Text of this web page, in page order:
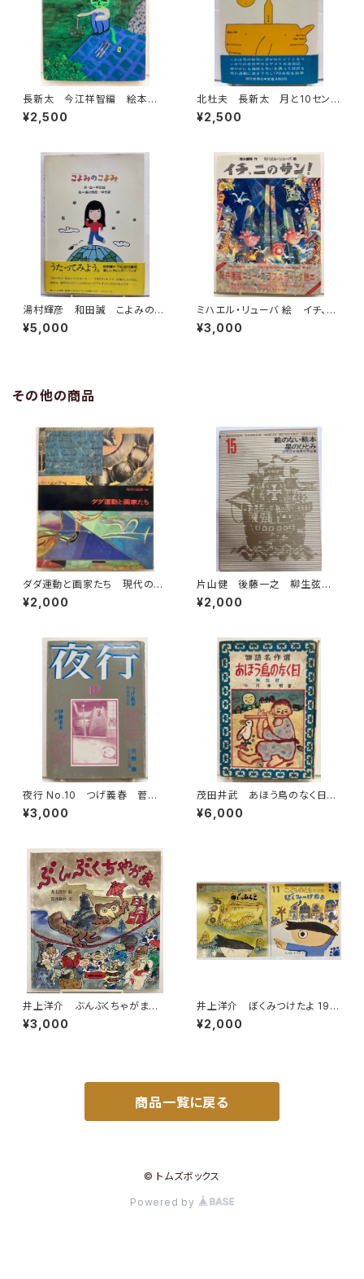
長新太 今江祥智編 絵本作
家文庫 1977年 すばる書房
文庫
¥2,500
北杜夫 長新太 月と10セン
ト 1971年 初版 帯 朝日
新聞社
¥2,500
湯村輝彦 和田誠 こよみのこ
よみ 詞・局 和田誠 1977
年 初版 帯 すばる書房
¥5,000
ミハエル・リューバ 絵 イチ、ニ
のサン！ 筒井康隆 作 1986
年 初版 帯 河出書房新社
¥3,000
その他の商品
ダダ運動と画家たち 現代の絵
画16 1973年 平凡社
¥2,000
片山健 後藤一之 柳生弦一
郎 少年少女世界文学全集15
絵のない絵本 星のひとみ
¥2,000
夜行 No.10 つげ義春 菅野
修 伊藤重夫 湊谷夢吉 梶
井純 1981年 高野慎三 北
¥3,000
茂田井武 あほう鳥のなく日
小川未明 物語名作選 昭和2
6年（1951） 初版 カバーな
¥6,000
井上洋介 ぶんぶくちゃがま
筒井敬介 1987年 初版 ミ
キハウス
¥3,000
井上洋介 ぼくみつけたよ 199
9年 あじのひらき 2002年 こ
どものとも年少版２冊セット 絵
¥2,000
商品一覧に戻る
© トムズボックス
Powered by